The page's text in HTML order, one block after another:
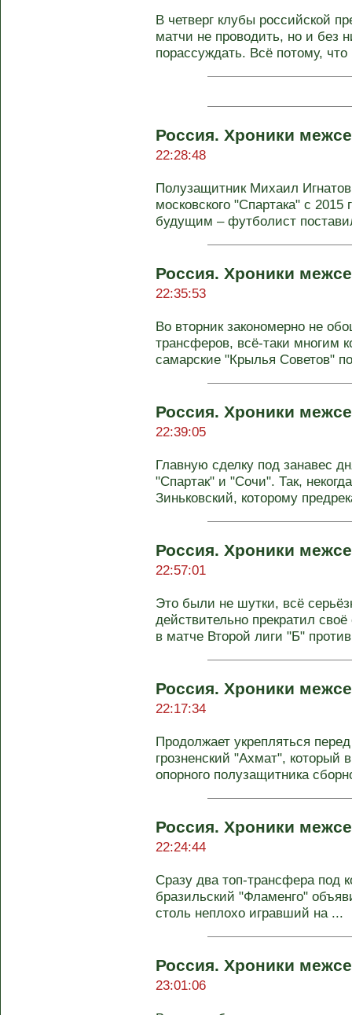
В четверг клубы российской
матчи не проводить, но и без
порассуждать. Всё потому, что
Россия. Хроники
22:28:48
Полузащитник Михаил
московского "Спартака" с
будущим – футболист
Россия. Хроники
22:35:53
Во вторник закономерно не
трансферов, всё-таки многим
самарские "Крылья Советов"
Россия. Хроники
22:39:05
Главную сделку под занавес
"Спартак" и "Сочи". Так,
Зиньковский, которому
Россия. Хроники
22:57:01
Это были не шутки, всё
действительно прекратил
в матче Второй лиги "Б"
Россия. Хроники
22:17:34
Продолжает укрепляться
грозненский "Ахмат",
опорного полузащитника
Россия. Хроники
22:24:44
Сразу два топ-трансфера под
бразильский "Фламенго"
столь неплохо игравший на ...
Россия. Хроники
23:01:06